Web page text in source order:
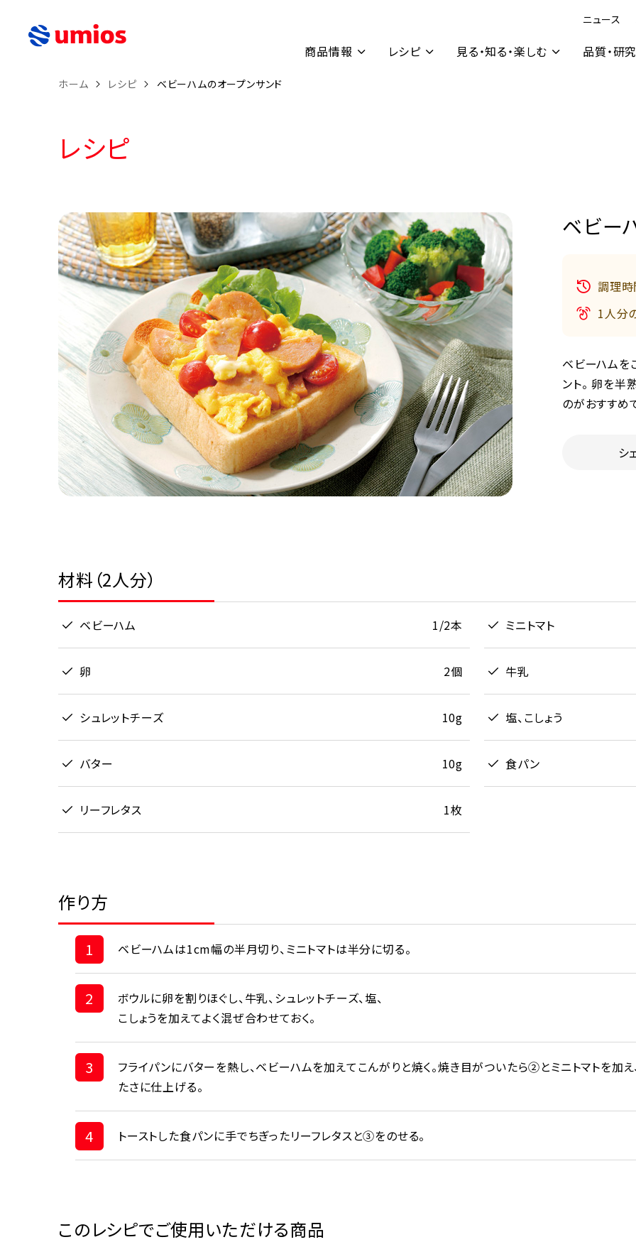
ニュース
商品情報 レシピ 見る・知る・楽しむ 品質・研究
ホーム レシピ ベビーハムのオープンサンド
レシピ
ベビー
調理時
1人分
ベビーハムを
ント。 卵を半
のがおすすめ
シ
材料（2人分）
ベビーハム 1/2本 ミニトマト
卵 2個 牛乳
シュレットチーズ 10g 塩、こしょう
バター 10g 食パン
リーフレタス 1枚
作り方
1 ベビーハムは1cm幅の半月切り、ミニトマトは半分に切る。
2
ボウルに卵を割りほぐし、牛乳、シュレットチーズ、塩、
こしょうを加えてよく混ぜ合わせておく。
3
フライパンにバターを熱し、ベビーハムを加えてこんがりと焼く。焼き目がついたら②とミニトマトを加
たさに仕上げる。
4 トーストした食パンに手でちぎったリーフレタスと③をのせる。
このレシピでご使用いただける商品